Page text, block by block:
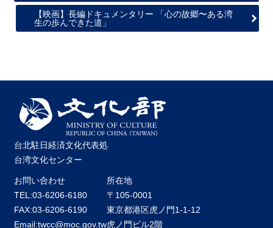
【映画】長編ドキュメンタリー 「心の故郷〜ある湾
生の歩んできた道」
台北駐日経済文化代表処
台湾文化センター
お問い合わせ
TEL:03-6206-6180
FAX:03-6206-6190
Email:twcc@moc.gov.tw
所在地
〒105-0001
東京都港区虎ノ門1-1-12
虎ノ門ビル2階